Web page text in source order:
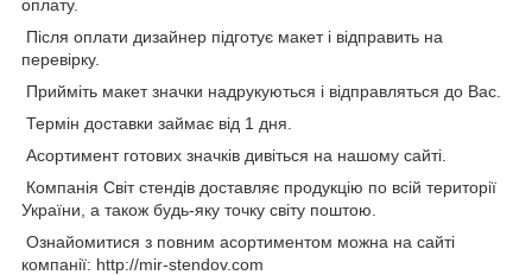
оплату.
Після оплати дизайнер підготує макет і відправить на
перевірку.
Прийміть макет значки надрукуються і відправляться до Вас.
Термін доставки займає від 1 дня.
Асортимент готових значків дивіться на нашому сайті.
Компанія Світ стендів доставляє продукцію по всій території
України, а також будь-яку точку світу поштою.
Ознайомитися з повним асортиментом можна на сайті
компанії: http://mir-stendov.com